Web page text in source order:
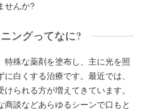
せんか?
ングってなに?
特殊な薬剤を塗布し、主に光を照
白くする治療です。最近では、
られる方が増えてきています。
商談などあらゆるシーンで口もと